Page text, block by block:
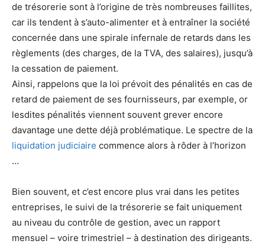
de trésorerie sont à l’origine de très nombreuses faillites,
car ils tendent à s’auto-alimenter et à entraîner la société
concernée dans une spirale infernale de retards dans les
règlements (des charges, de la TVA, des salaires), jusqu’à
la cessation de paiement.
Ainsi, rappelons que la loi prévoit des pénalités en cas de
retard de paiement de ses fournisseurs, par exemple, or
lesdites pénalités viennent souvent grever encore
davantage une dette déjà problématique. Le spectre de la
liquidation judiciaire commence alors à rôder à l’horizon
…
Bien souvent, et c’est encore plus vrai dans les petites
entreprises, le suivi de la trésorerie se fait uniquement
au niveau du contrôle de gestion, avec un rapport
mensuel – voire trimestriel – à destination des dirigeants.